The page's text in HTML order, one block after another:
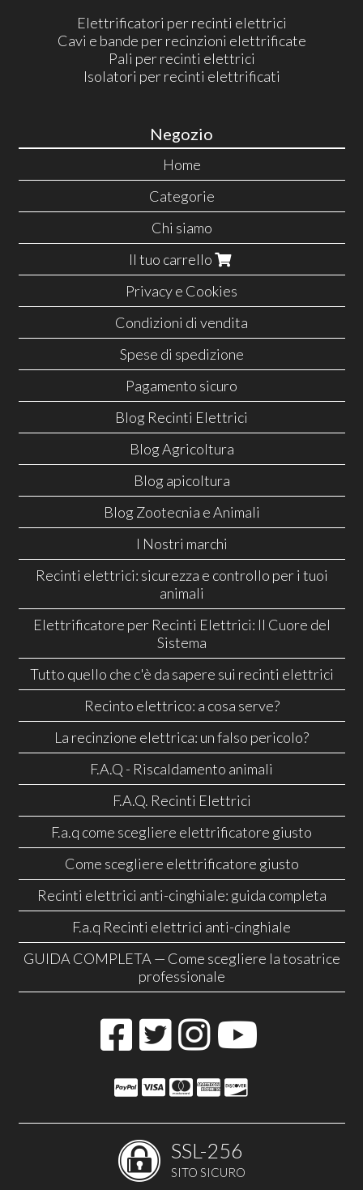
Elettrificatori per recinti elettrici
Cavi e bande per recinzioni elettrificate
Pali per recinti elettrici
Isolatori per recinti elettrificati
Negozio
Home
Categorie
Chi siamo
Il tuo carrello
Privacy e Cookies
Condizioni di vendita
Spese di spedizione
Pagamento sicuro
Blog Recinti Elettrici
Blog Agricoltura
Blog apicoltura
Blog Zootecnia e Animali
I Nostri marchi
Recinti elettrici: sicurezza e controllo per i tuoi
animali
Elettrificatore per Recinti Elettrici: Il Cuore del
Sistema
Tutto quello che c'è da sapere sui recinti elettrici
Recinto elettrico: a cosa serve?
La recinzione elettrica: un falso pericolo?
F.A.Q - Riscaldamento animali
F.A.Q. Recinti Elettrici
F.a.q come scegliere elettrificatore giusto
Come scegliere elettrificatore giusto
Recinti elettrici anti-cinghiale: guida completa
F.a.q Recinti elettrici anti-cinghiale
GUIDA COMPLETA — Come scegliere la tosatrice
professionale
SSL-256
SITO SICURO